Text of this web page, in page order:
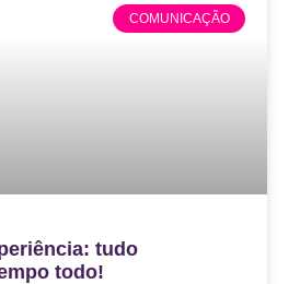
COMUNICAÇÃO
tudo
todo!